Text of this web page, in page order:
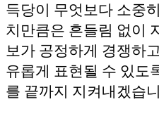
득당이 무엇보다 소중
치만큼은 흔들림 없이
보가 공정하게 경쟁하
유롭게 표현될 수 있도
를 끝까지 지켜내겠습